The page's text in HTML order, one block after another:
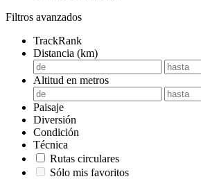
Filtros avanzados
TrackRank
Distancia (km)
Altitud en metros
Paisaje
Diversión
Condición
Técnica
Rutas circulares
Sólo mis favoritos